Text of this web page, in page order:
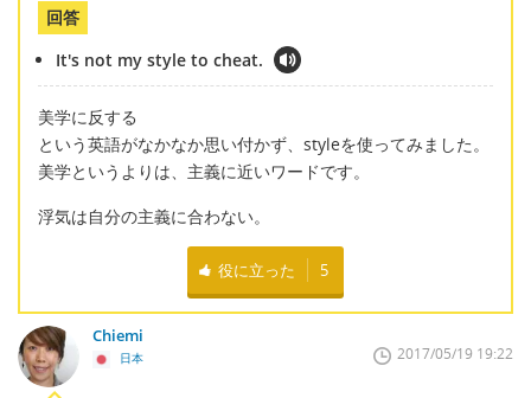
回答
It's not my style to cheat.
美学に反する
という英語がなかなか思い付かず、styleを使ってみました。
美学というよりは、主義に近いワードです。
浮気は自分の主義に合わない。
役に立った 5
Chiemi
日本 2017/05/19 19:22